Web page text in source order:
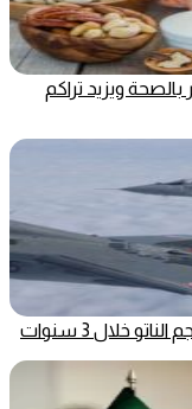
ويزيد تراكم
خلال 3 سنوات